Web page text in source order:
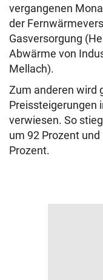
vergangenen
der
Gasversorgung
Abwärme von
Mellach).
Zum anderen wird
Preissteigerungen
verwiesen. So
um 92 Prozent
Prozent.